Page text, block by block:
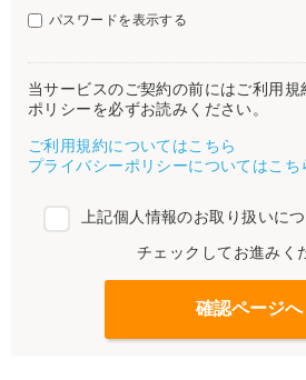
パスワードを表示する
当サービスのご契約の前にはご利用
ポリシーを必ずお読みください。
ご利用規約についてはこちら
プライバシーポリシーについてはこち
上記個人情報のお取り扱いに
チェックしてお進みく